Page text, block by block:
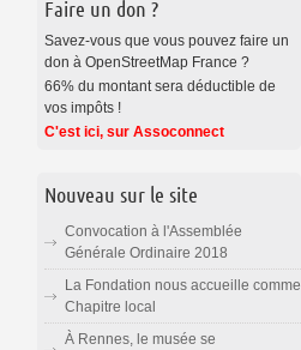
Faire un don ?
Savez-vous que vous pouvez faire un
don à OpenStreetMap France ?
66% du montant sera déductible de
vos impôts !
C'est ici, sur Assoconnect
Nouveau sur le site
Convocation à l'Assemblée
Générale Ordinaire 2018
La Fondation nous accueille comme
Chapitre local
À Rennes, le musée se